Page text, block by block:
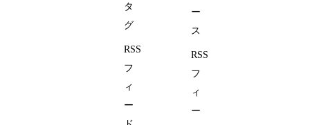
タ
グ
RSS
フ
ィ
ー
ー
ス
RSS
フ
ィ
ー